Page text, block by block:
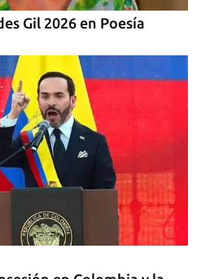
Gil 2026 en Poesía